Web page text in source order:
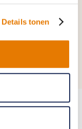
Details tonen